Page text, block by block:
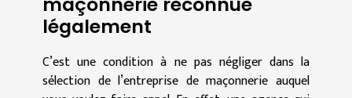
légalement
C’est une condition à ne pas négliger dans la
sélection de l’entreprise de maçonnerie auquel